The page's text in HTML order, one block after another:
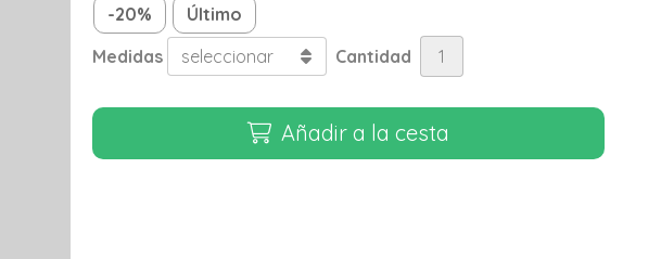
-20%
Último
Medidas
Cantidad
Añadir a la cesta